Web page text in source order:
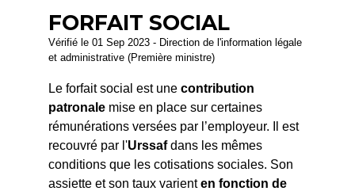
FORFAIT SOCIAL
Vérifié le 01 Sep 2023 - Direction de l'information légale
et administrative (Première ministre)
Le forfait social est unecontribution
patronale mise en place sur certaines
rémunérations versées par l’employeur. Il est
recouvré par l'Urssafdans les mêmes
conditions que les cotisations sociales. Son
assiette et son taux varienten fonction de